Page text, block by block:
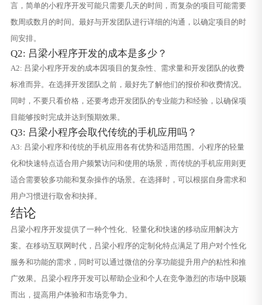
言，简单的小程序开发可能只需要几天的时间，而复杂的项目可能需要
数周或数月的时间。最好与开发团队进行详细的沟通，以确定项目的时
间安排。
Q2: 吕梁小程序开发的成本是多少？
A2: 吕梁小程序开发的成本因项目的复杂性、需求量和开发团队的收费
标准而异。在选择开发团队之前，最好先了解他们的报价和收费情况。
同时，不要只看价格，还要考虑开发团队的专业能力和经验，以确保项
目能够按时完成并达到预期效果。
Q3: 吕梁小程序会取代传统的手机应用吗？
A3: 吕梁小程序和传统的手机应用各有优势和适用范围。小程序的轻量
化和快速特点适合用户频繁访问和使用的场景，而传统的手机应用则更
适合需要较多功能和复杂操作的场景。在选择时，可以根据自身需求和
用户习惯进行取舍和抉择。
结论
吕梁小程序开发提供了一种个性化、轻量化和快速的移动应用解决方
案。在移动互联网时代，吕梁小程序的定制化特点满足了用户对个性化
服务和功能的需求，同时可以通过微信的分享功能提升用户的粘性和推
广效果。吕梁小程序开发可以帮助企业和个人在竞争激烈的市场中脱颖
而出，提高用户体验和市场竞争力。